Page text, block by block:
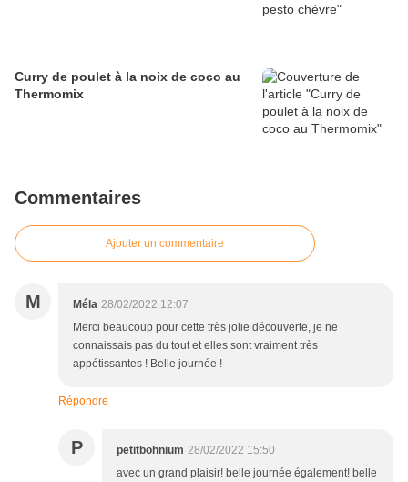
Curry de poulet à la noix de coco au
Thermomix
Commentaires
Ajouter un commentaire
M Méla 28/02/2022 12:07
Merci beaucoup pour cette très jolie découverte, je ne
connaissais pas du tout et elles sont vraiment très
appétissantes ! Belle journée !
Répondre
P petitbohnium 28/02/2022 15:50
avec un grand plaisir! belle journée également! belle